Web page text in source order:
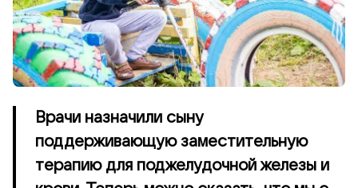
Врачи назначили сыну
поддерживающую заместительную
терапию для поджелудочной железы и